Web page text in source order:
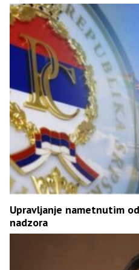
Upravljanje nametnutim
nadzora